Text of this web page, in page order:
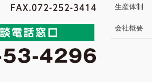
生産体制
会社概要